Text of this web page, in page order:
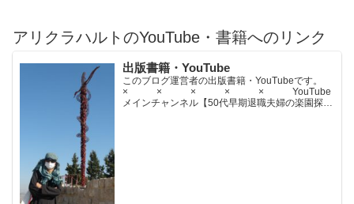
アリクラハルトのYouTube・書籍へのリンク
出版書籍・YouTube
このブログ運営者の出版書籍・YouTubeです。
× × × × × YouTube
メインチャンネル【50代早期退職夫婦の楽園探求